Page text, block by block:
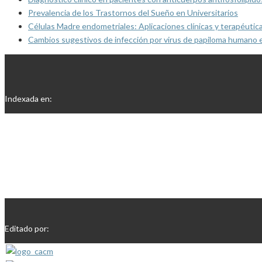
Prevalencia de los Trastornos del Sueño en Universitarios
Células Madre endometriales: Aplicaciones clínicas y
Cambios sugestivos de infección por virus de papiloma
Indexada en:
Editado por: